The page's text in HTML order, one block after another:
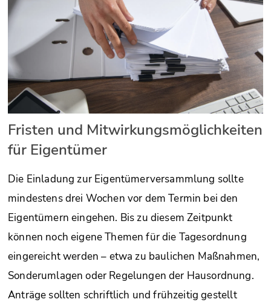
Fristen und Mitwirkungsmöglichkeiten
für Eigentümer
Die Einladung zur Eigentümerversammlung sollte
mindestens drei Wochen vor dem Termin bei den
Eigentümern eingehen. Bis zu diesem Zeitpunkt
können noch eigene Themen für die Tagesordnung
eingereicht werden – etwa zu baulichen Maßnahmen,
Sonderumlagen oder Regelungen der Hausordnung.
Anträge sollten schriftlich und frühzeitig gestellt